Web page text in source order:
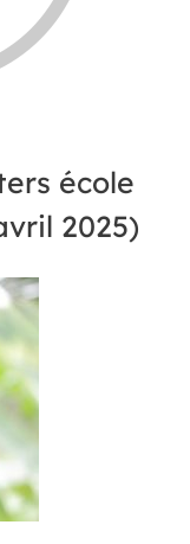
école
2025)